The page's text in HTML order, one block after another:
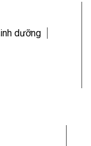
dưỡng